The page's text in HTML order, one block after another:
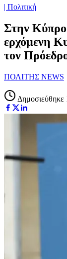
| Πολιτική
Στην Κύπρο
ερχόμενη
τον
ΠΟΛΙΤΗΣ NEWS